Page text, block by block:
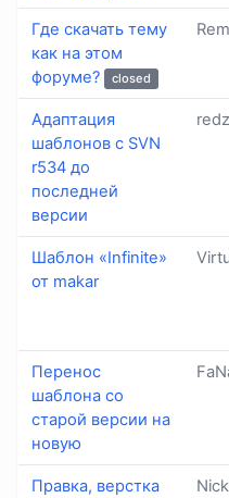
Где скачать тему
как на этом
форуме?
closed
Адаптация
шаблонов с SVN
r534 до
последней
версии
Шаблон «Infinite»
от makar
Перенос
шаблона со
старой версии на
новую
Правка, верстка